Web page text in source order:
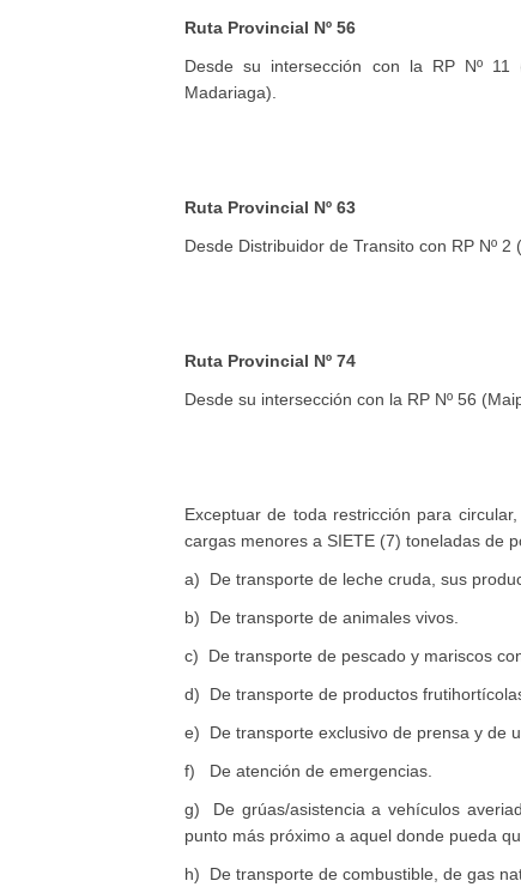
Ruta Provincial Nº 56
Desde su intersección con la RP Nº
Madariaga).
Ruta Provincial Nº 63
Desde Distribuidor de Transito con RP Nº
Ruta Provincial Nº 74
Desde su intersección con la RP Nº 56
Exceptuar de toda restricción para
cargas menores a SIETE (7) toneladas de
a) De transporte de leche cruda, sus
b) De transporte de animales vivos.
c) De transporte de pescado y mariscos
d) De transporte de productos
e) De transporte exclusivo de prensa y de
f) De atención de emergencias.
g) De grúas/asistencia a vehículos
punto más próximo a aquel donde pueda
h) De transporte de combustible, de gas